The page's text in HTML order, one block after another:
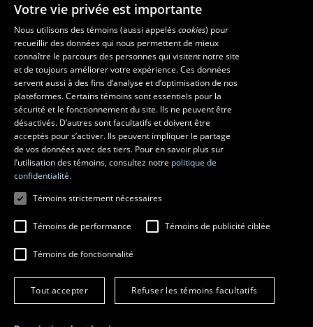
Les écoles et la recherche
École supérieure d’aménagement du territoire et de développement
régional
École d’architecture
École d’art
École de design
Centre de recherche en aménagement et développement
© 2026 Université Laval
Tous droits réservés
Conditions générales d'utilisation
Fraude en ligne
Votre vie privée est importante
Nous utilisons des témoins (aussi appeléscookies) pour
recueillir des données qui nous permettent de mieux
connaître le parcours des personnes qui visitent notre site
et de toujours améliorer votre expérience. Ces données
servent aussi à des fins d’analyse et d’optimisation de nos
plateformes. Certains témoins sont essentiels pour la
sécurité et le fonctionnement du site. Ils ne peuvent être
désactivés. D’autres sont facultatifs et doivent être
acceptés pour s’activer. Ils peuvent impliquer le partage
de vos données avec des tiers. Pour en savoir plus sur
l’utilisation des témoins, consultez notre politique de
confidentialité.
Témoins strictement nécessaires
Témoins de performance Témoins de publicité ciblée
Témoins de fonctionnalité
Tout accepter Refuser les témoins facultatifs